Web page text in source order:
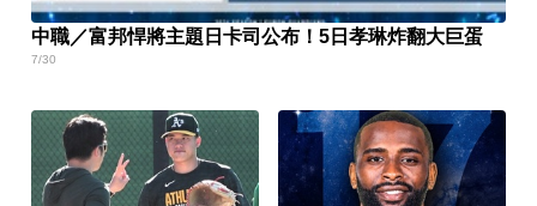
中職／富邦悍將主題日卡司公布！5日孝琳炸翻大巨蛋
7/30